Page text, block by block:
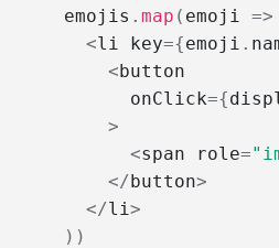
emojis
. map ( emoji =>
<li key={emoji .
<button
onClick
={
>
<span role=
</button>
</li >
) )